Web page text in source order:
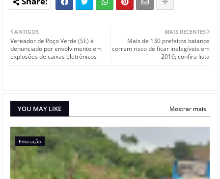
MAIS RECENTES
Mais de 130 prefeitos baianos
correm risco de ficar inelegíveis em
2016; confira lista
ANTIGOS
Vereador de Poço Verde (SE) é
denunciado por envolvimento em
explosões de caixas eletrônicos
YOU MAY LIKE Mostrar mais
Educação